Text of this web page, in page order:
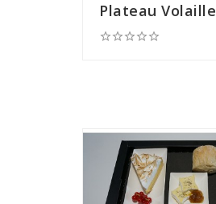
Plateau Volaille
